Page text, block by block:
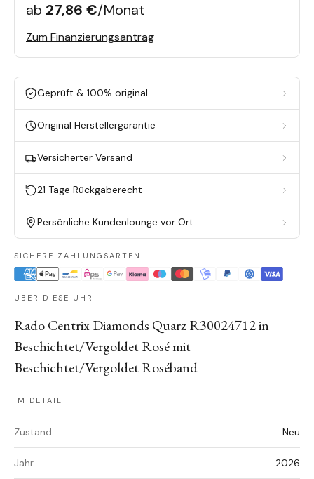
ab 27,86 €/Monat
Zum Finanzierungsantrag
Geprüft & 100% original
Original Herstellergarantie
Versicherter Versand
21 Tage Rückgaberecht
Persönliche Kundenlounge vor Ort
SICHERE ZAHLUNGSARTEN
ÜBER DIESE UHR
Rado Centrix Diamonds Quarz R30024712 in
Beschichtet/Vergoldet Rosé mit
Beschichtet/Vergoldet Roséband
IM DETAIL
Zustand Neu
Jahr 2026